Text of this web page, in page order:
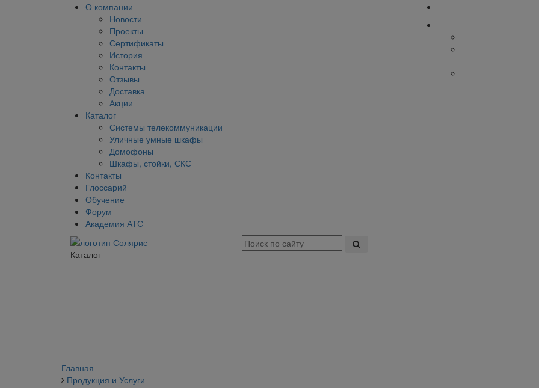
О компании
Новости
Проекты
Сертификаты
История
Контакты
Отзывы
Доставка
Акции
Каталог
Системы телекоммуникации
Уличные умные шкафы
Домофоны
Шкафы, стойки, СКС
Контакты
Глоссарий
Обучение
Форум
Академия АТС
Каталог
Главная
Продукция и Услуги